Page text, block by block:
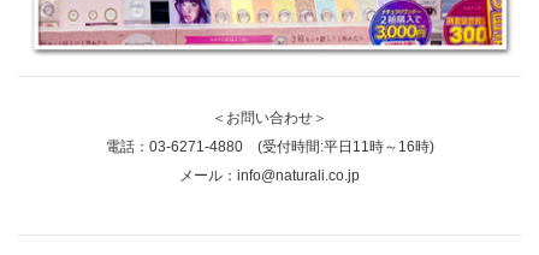
＜お問い合わせ＞
電話： 03-6271-4880(受付時間:平日11時～16時)
メール： info@naturali.co.jp